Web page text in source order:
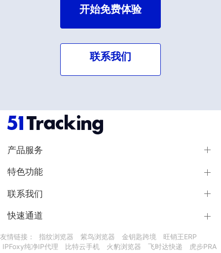
开始免费体验
联系我们
产品服务
特色功能
联系我们
快速通道
友情链接： 指纹浏览器 紫鸟浏览器 金钥匙跨境
旺销王ERP
IPFoxy纯净IP代理
比特云手机 火豹浏览器 飞时达快递
虎步PRA